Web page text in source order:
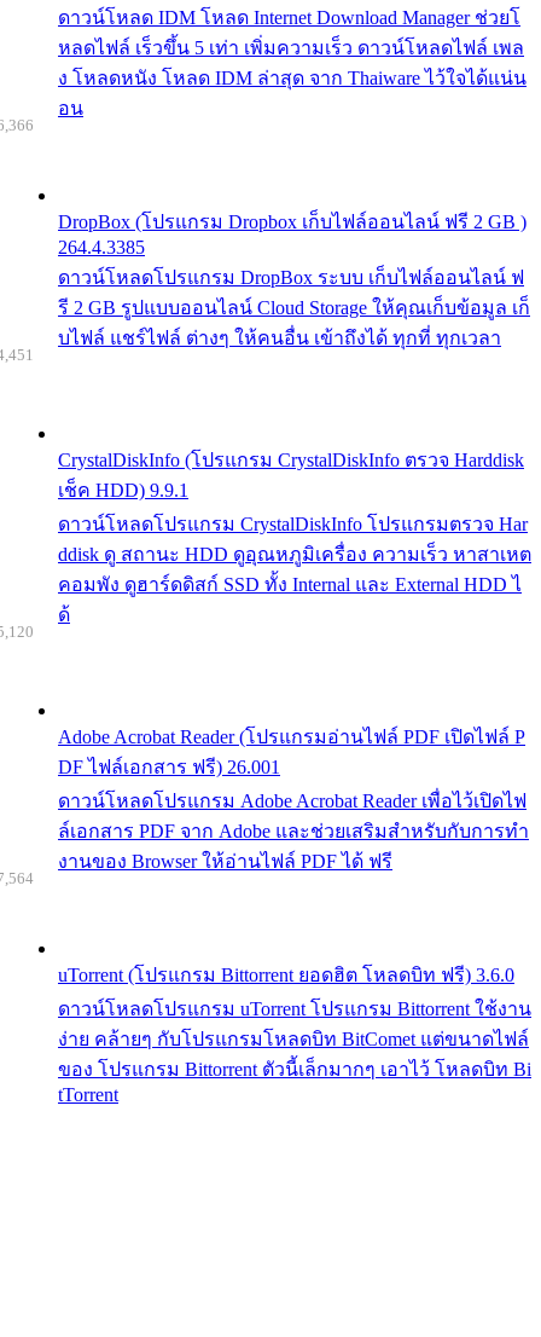
ดาวน์โหลด IDM โหลด Internet Download Manager ช่วยโ
หลดไฟล์ เร็วขึ้น 5 เท่า เพิ่มความเร็ว ดาวน์โหลดไฟล์ เพล
ง โหลดหนัง โหลด IDM ล่าสุด จาก Thaiware ไว้ใจได้แน่น
อน
DropBox (โปรแกรม Dropbox เก็บไฟล์ออนไลน์ ฟรี 2 GB )
264.4.3385
ดาวน์โหลดโปรแกรม DropBox ระบบ เก็บไฟล์ออนไลน์ ฟ
รี 2 GB รูปแบบออนไลน์ Cloud Storage ให้คุณเก็บข้อมูล เก็
บไฟล์ แชร์ไฟล์ ต่างๆ ให้คนอื่น เข้าถึงได้ ทุกที่ ทุกเวลา
CrystalDiskInfo (โปรแกรม CrystalDiskInfo ตรวจ Harddisk
เช็ค HDD) 9.9.1
ดาวน์โหลดโปรแกรม CrystalDiskInfo โปรแกรมตรวจ Har
ddisk ดู สถานะ HDD ดูอุณหภูมิเครื่อง ความเร็ว หาสาเหต
คอมพัง ดูฮาร์ดดิสก์ SSD ทั้ง Internal และ External HDD ไ
ด้
Adobe Acrobat Reader (โปรแกรมอ่านไฟล์ PDF เปิดไฟล์ P
DF ไฟล์เอกสาร ฟรี) 26.001
ดาวน์โหลดโปรแกรม Adobe Acrobat Reader เพื่อไว้เปิดไฟ
ล์เอกสาร PDF จาก Adobe และช่วยเสริมสำหรับกับการทำ
งานของ Browser ให้อ่านไฟล์ PDF ได้ ฟรี
uTorrent (โปรแกรม Bittorrent ยอดฮิต โหลดบิท ฟรี) 3.6.0
ดาวน์โหลดโปรแกรม uTorrent โปรแกรม Bittorrent ใช้งาน
ง่าย คล้ายๆ กับโปรแกรมโหลดบิท BitComet แต่ขนาดไฟล์
ของ โปรแกรม Bittorrent ตัวนี้เล็กมากๆ เอาไว้ โหลดบิท Bi
tTorrent